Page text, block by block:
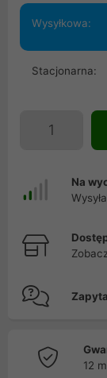
Wysyłkowa:
Stacjonarna:
Na
12